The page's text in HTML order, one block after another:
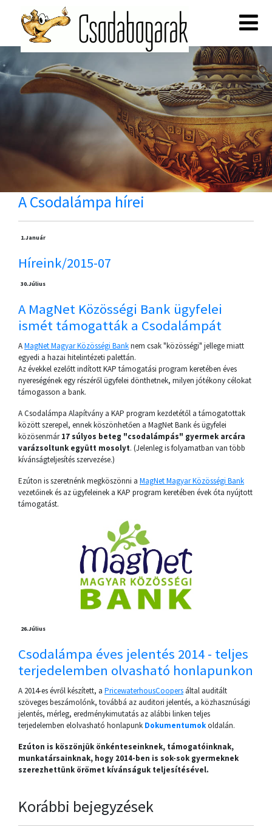
A Csodalámpa hírei
1.Január
Híreink/2015-07
30.Július
A MagNet Közösségi Bank ügyfelei
ismét támogatták a Csodalámpát
AMagNet Magyar Közösségi Banknem csak "közösségi" jellege miatt
egyedi a hazai hitelintézeti palettán.
Az évekkel ezelőtt indított KAP támogatási program keretében éves
nyereségének egy részéről ügyfelei dönthetnek, milyen jótékony célokat
támogasson a bank.
A Csodalámpa Alapítvány a KAP program kezdetétől a támogatottak
között szerepel, ennek köszönhetően a MagNet Bank és ügyfelei
közösenmár17 súlyos beteg "csodalámpás" gyermek arcára
varázsoltunk együtt mosolyt. (Jelenleg is folyamatban van több
kívánságteljesítés szervezése.)
Ezúton is szeretnénk megköszönni a MagNet Magyar Közösségi Bank
vezetőinek és az ügyfeleinek a KAP program keretében évek óta nyújtott
támogatást.
26.Július
Csodalámpa éves jelentés 2014 - teljes
terjedelemben olvasható honlapunkon
A 2014-es évről készített, a PricewaterhousCoopers által auditált
szöveges beszámolónk, továbbá az auditori jelentés, a közhasznúsági
jelentés, mérleg, eredménykimutatás az alábbi linken teljes
terjedelemben elolvasható honlapunk Dokumentumokoldalán.
Ezúton is köszönjük önkénteseinknek, támogatóinknak,
munkatársainknak, hogy 2014-ben is sok-sok gyermeknek
szerezhettünk örömet kívánságuk teljesítésével.
Korábbi bejegyzések